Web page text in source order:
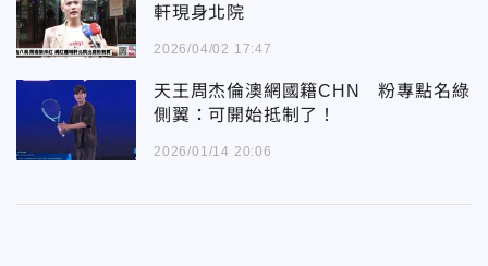
軒現身北院
2026/04/02 17:47
天王周杰倫澳網國籍CHN 粉專點名綠
側翼：可開始抵制了！
2026/01/14 20:06